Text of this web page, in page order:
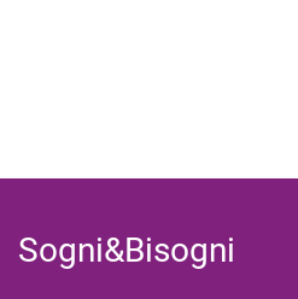
Sogni&Bisogni